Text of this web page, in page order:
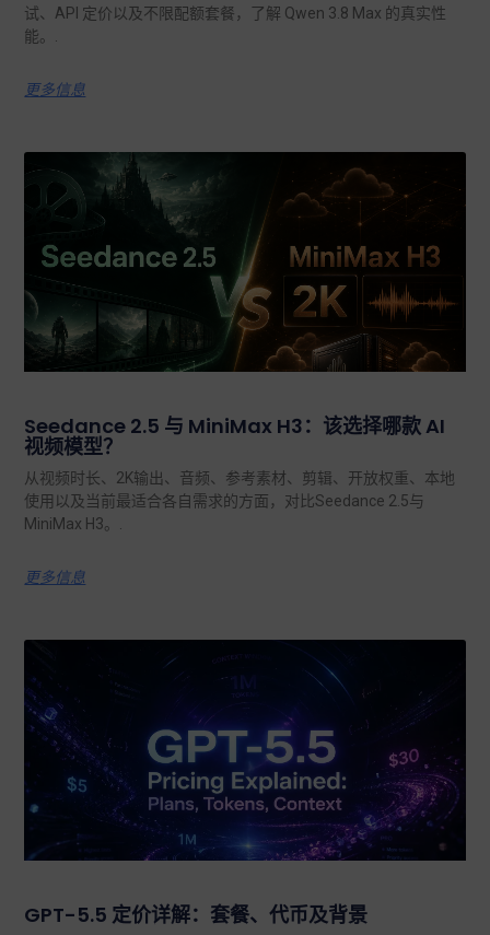
试、API 定价以及不限配额套餐，了解 Qwen 3.8 Max 的真实性
能。.
更多信息
Seedance 2.5 与 MiniMax H3：该选择哪款 AI
视频模型？
从视频时长、2K输出、音频、参考素材、剪辑、开放权重、本地
使用以及当前最适合各自需求的方面，对比Seedance 2.5与
MiniMax H3。.
更多信息
GPT-5.5 定价详解：套餐、代币及背景